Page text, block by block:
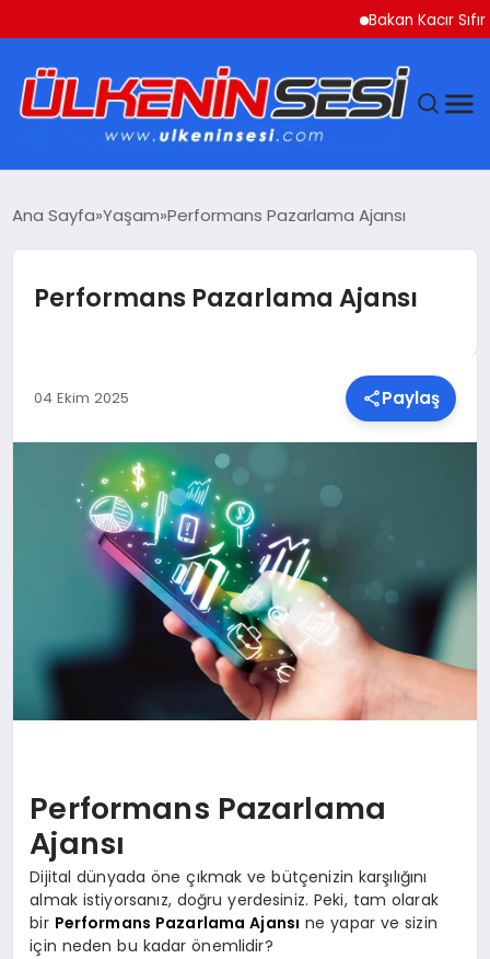
Bakan Kacır Sıfır
EKONOMI
GÜNDEM
SIYASET
YAŞAM
Ana Sayfa Yaşam Performans Pazarlama Ajansı
Performans Pazarlama Ajansı
04 Ekim 2025 Paylaş
Performans Pazarlama
Ajansı
Dijital dünyada öne çıkmak ve bütçenizin karşılığını
almak istiyorsanız, doğru yerdesiniz. Peki, tam olarak
bir Performans Pazarlama Ajansı ne yapar ve sizin
için neden bu kadar önemlidir?